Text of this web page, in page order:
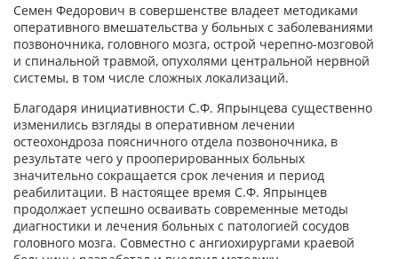
Семен Федорович в совершенстве владеет методиками
оперативного вмешательства у больных с заболеваниями
позвоночника, головного мозга, острой черепно-мозговой
и спинальной травмой, опухолями центральной нервной
системы, в том числе сложных локализаций.
Благодаря инициативности С.Ф. Япрынцева существенно
изменились взгляды в оперативном лечении
остеохондроза поясничного отдела позвоночника, в
результате чего у прооперированных больных
значительно сокращается срок лечения и период
реабилитации. В настоящее время С.Ф. Япрынцев
продолжает успешно осваивать современные методы
диагностики и лечения больных с патологией сосудов
головного мозга. Совместно с ангиохирургами краевой